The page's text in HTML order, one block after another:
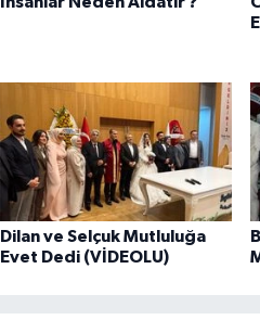
Dilan ve Selçuk Mutluluğa
Evet Dedi (VİDEOLU)